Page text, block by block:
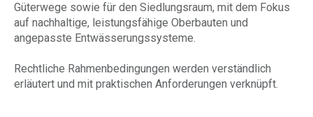
Güterwege sowie für den Siedlungsraum, mit dem Fokus
auf nachhaltige, leistungsfähige Oberbauten und
angepasste Entwässerungssysteme.
Rechtliche Rahmenbedingungen werden verständlich
erläutert und mit praktischen Anforderungen verknüpft.